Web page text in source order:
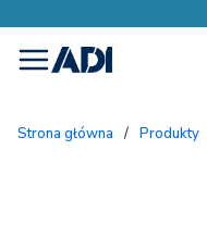
menu
Strona główna / Produkty